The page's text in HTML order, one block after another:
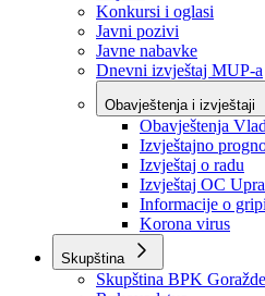
Sve vijesti
Izdvojeno
Najave
Konkursi i oglasi
Javni pozivi
Javne nabavke
Dnevni izvještaj MUP-a
Obavještenja i izvještaji
Obavještenja
Izvještajno
Izvještaj o radu
Izvještaj OC
Informacije o
Korona virus